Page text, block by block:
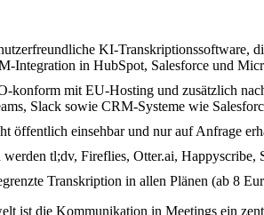
KI-Transkriptionssoftware,
Integration in HubSpot, Salesforce und
konform mit EU-Hosting und zusätzlich
Slack sowie CRM-Systeme wie
öffentlich einsehbar und nur auf Anfrage
tl;dv, Fireflies, Otter.ai,
Transkription in allen Plänen (ab 8
ist die Kommunikation in Meetings ein